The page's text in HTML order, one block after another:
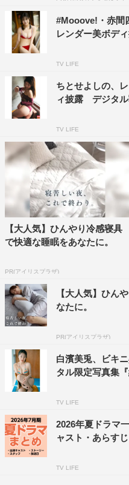
#Mooove!・赤間
レンダー美ボデ
TV LIFE
ちとせよしの、
ィ披露 デジタル
TV LIFE
【大人気】ひんやり冷感寝具
で快適な睡眠をあなたに。
PR(アイリスプラザ)
【大人気】ひん
なたに。
PR(アイリスプラザ)
白濱美兎、ビキ
タル限定写真集
TV LIFE
2026年夏ドラマ
ャスト・あらす
TV LIFE